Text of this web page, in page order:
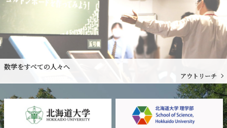
数学をすべての人々へ
アウトリーチ